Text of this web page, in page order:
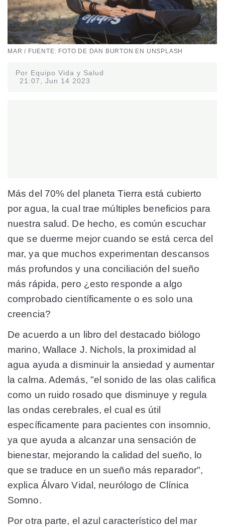
MAR / FUENTE: FOTO DE DAN BURTON EN UNSPLASH
Por Equipo Vida y Salud
21:07, Jun 14 2023
Más del 70% del planeta Tierra está cubierto
por agua, la cual trae múltiples beneficios para
nuestra salud. De hecho, es común escuchar
que se duerme mejor cuando se está cerca del
mar, ya que muchos experimentan descansos
más profundos y una conciliación del sueño
más rápida, pero ¿esto responde a algo
comprobado científicamente o es solo una
creencia?
De acuerdo a un libro del destacado biólogo
marino, Wallace J. Nichols, la proximidad al
agua ayuda a disminuir la ansiedad y aumentar
la calma. Además, "el sonido de las olas califica
como un ruido rosado que disminuye y regula
las ondas cerebrales, el cual es útil
específicamente para pacientes con insomnio,
ya que ayuda a alcanzar una sensación de
bienestar, mejorando la calidad del sueño, lo
que se traduce en un sueño más reparador",
explica Álvaro Vidal, neurólogo de Clínica
Somno.
Por otra parte, el azul característico del mar